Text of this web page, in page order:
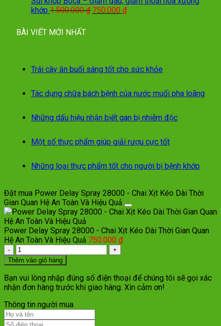
khớp 1.500.000₫ Giá
750.000 ₫Giá
BÀI VIẾT MỚI NHẤT
Trái cây ăn buổi sáng tốt cho sức khỏe
Tác dụng chữa bách bệnh của nước muối pha loãng
Những dấu hiệu nhận biết gan bị nhiễm độc
Một số thực phẩm giúp giải rượu cực tốt
Những loại thực phẩm tốt cho người bị bệnh khớp
Đặt mua Power Delay Spray 28000 - Chai Xịt Kéo Dài Thời
Gian Quan Hệ An Toàn Và Hiệu Quả
Power Delay Spray 28000 - Chai Xịt Kéo Dài Thời Gian Quan
Hệ An Toàn Và Hiệu Quả 750.000 ₫
Số
lượng
Thêm vào giỏ hàng
Bạn vui lòng nhập đúng số điện thoại để chúng tôi sẽ gọi xác
nhận đơn hàng trước khi giao hàng. Xin cảm ơn!
Thông tin người mua